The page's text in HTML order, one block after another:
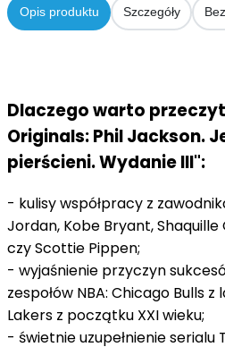
Opis produktu Szczegóły
Dlaczego warto
Originals: Phil Jackson.
pierścieni. Wydanie III":
- kulisy współpracy z
Jordan, Kobe Bryant, Shaquille
czy Scottie Pippen;
- wyjaśnienie przyczyn
zespołów NBA: Chicago Bulls z
Lakers z początku XXI wieku;
- świetnie uzupełnienie